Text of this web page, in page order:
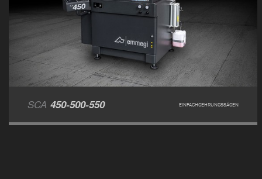
SCA 450-500-550 EINFACHGEHRUNGSSÄGEN